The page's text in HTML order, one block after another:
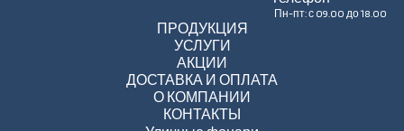
Пн-пт: с 09.00 до 18.00
ПРОДУКЦИЯ
УСЛУГИ
АКЦИИ
ДОСТАВКА И ОПЛАТА
О КОМПАНИИ
КОНТАКТЫ